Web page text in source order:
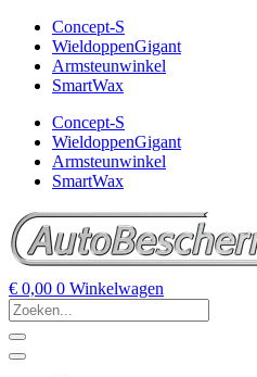
Concept-S
WieldoppenGigant
Armsteunwinkel
SmartWax
Concept-S
WieldoppenGigant
Armsteunwinkel
SmartWax
€ 0,00 0 Winkelwagen